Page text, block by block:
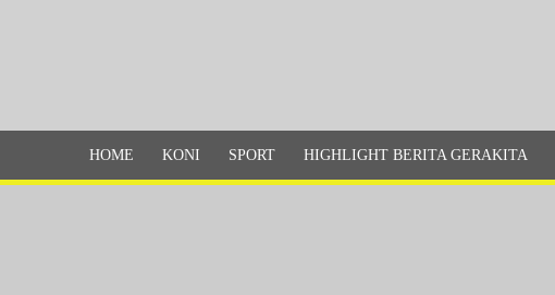
Olahraga
HOME KONI SPORT HIGHLIGHT BERITA GERAKITA